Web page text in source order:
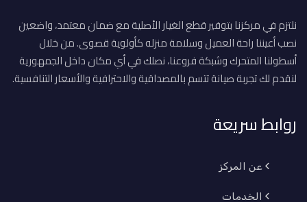
نلتزم في مركزنا بتوفير قطع الغيار الأصلية مع ضمان معتمد، واضعين
نصب أعيننا راحة العميل وسلامة منزله كأولوية قصوى. من خلال
أسطولنا المتحرك وشبكة فروعنا، نصلك في أي مكان داخل الجمهورية
لنقدم لك تجربة صيانة تتسم بالمصداقية والاحترافية والأسعار التنافسية.
روابط سريعة
عن المركز
الخدمات